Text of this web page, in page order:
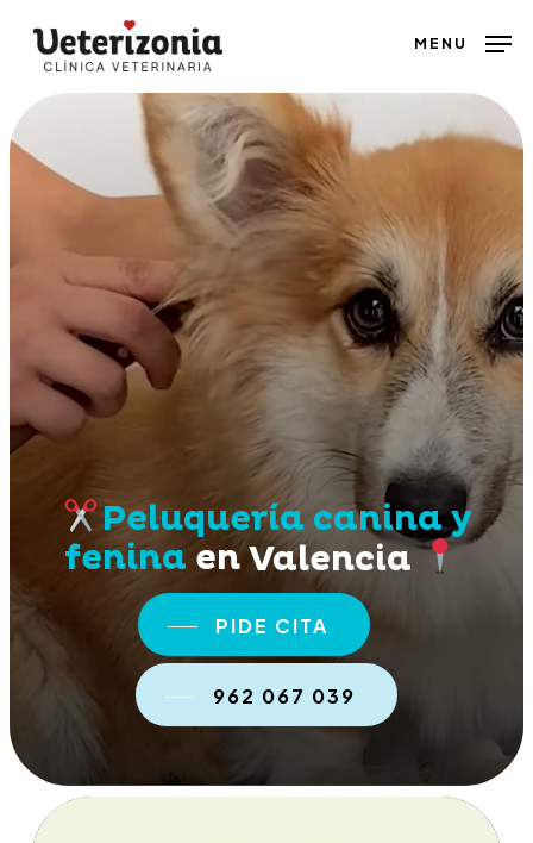
content
MENU
Peluquería canina y
fenina enValencia
PIDE CITA
962 067 039